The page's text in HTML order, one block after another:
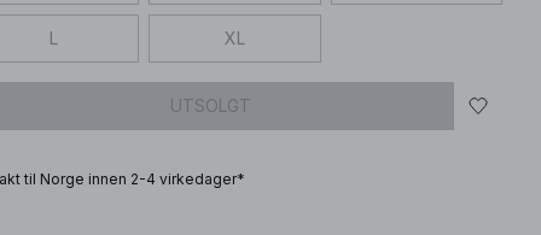
L XL
UTSOLGT
til Norge innen 2-4 virkedager*